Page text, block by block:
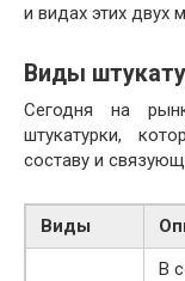
и видах этих двух
Виды
Сегодня на
штукатурки,
составу и
Виды
В